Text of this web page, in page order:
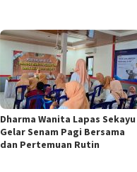
Dharma Wanita Lapas Sekayu
Gelar Senam Pagi Bersama
dan Pertemuan Rutin